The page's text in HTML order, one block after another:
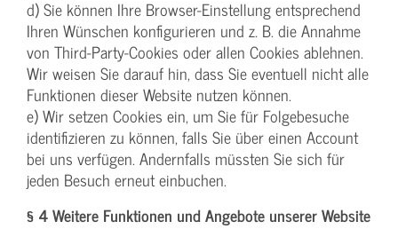
d) Sie können Ihre Browser-Einstellung entsprechend
Ihren Wünschen konfigurieren und z. B. die Annahme
von Third-Party-Cookies oder allen Cookies ablehnen.
Wir weisen Sie darauf hin, dass Sie eventuell nicht alle
Funktionen dieser Website nutzen können.
e) Wir setzen Cookies ein, um Sie für Folgebesuche
identifizieren zu können, falls Sie über einen Account
bei uns verfügen. Andernfalls müssten Sie sich für
jeden Besuch erneut einbuchen.
§ 4 Weitere Funktionen und Angebote unserer Website